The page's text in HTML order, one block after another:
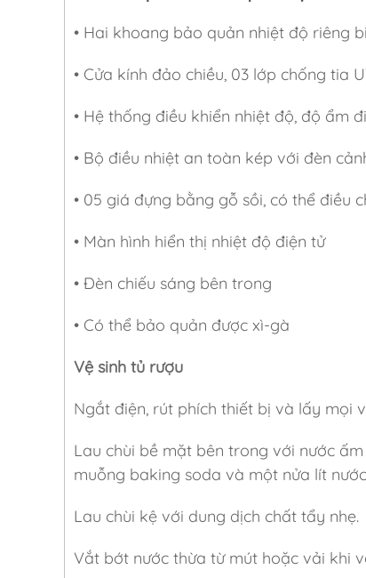
• Hai khoang bảo quản nhiệt độ riêng
• Cửa kính đảo chiều, 03 lớp chống tia
• Hệ thống điều khiển nhiệt độ, độ ẩm
• Bộ điều nhiệt an toàn kép với đèn
• 05 giá đựng bằng gỗ sồi, có thể điều
• Màn hình hiển thị nhiệt độ điện tử
• Ðèn chiếu sáng bên trong
• Có thể bảo quản được xì-gà
Vệ sinh tủ rượu
Ngắt điện, rút phích thiết bị và lấy mọi
Lau chùi bề mặt bên trong với nước
muỗng baking soda và một nửa lít
Lau chùi kệ với dung dịch chất tẩy nhẹ.
Vắt bớt nước thừa từ mút hoặc vải khi